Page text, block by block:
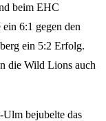
beim EHC
6:1 gegen den
ein 5:2 Erfolg.
die Wild Lions auch
bejubelte das